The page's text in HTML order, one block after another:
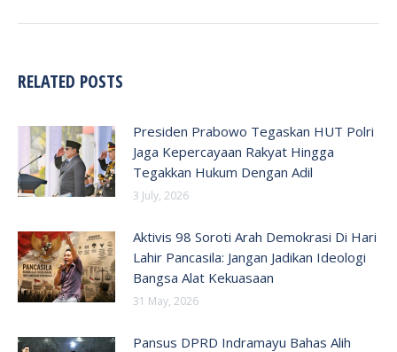
RELATED POSTS
Presiden Prabowo Tegaskan HUT Polri
Jaga Kepercayaan Rakyat Hingga
Tegakkan Hukum Dengan Adil
3 July, 2026
Aktivis 98 Soroti Arah Demokrasi Di Hari
Lahir Pancasila: Jangan Jadikan Ideologi
Bangsa Alat Kekuasaan
31 May, 2026
Pansus DPRD Indramayu Bahas Alih